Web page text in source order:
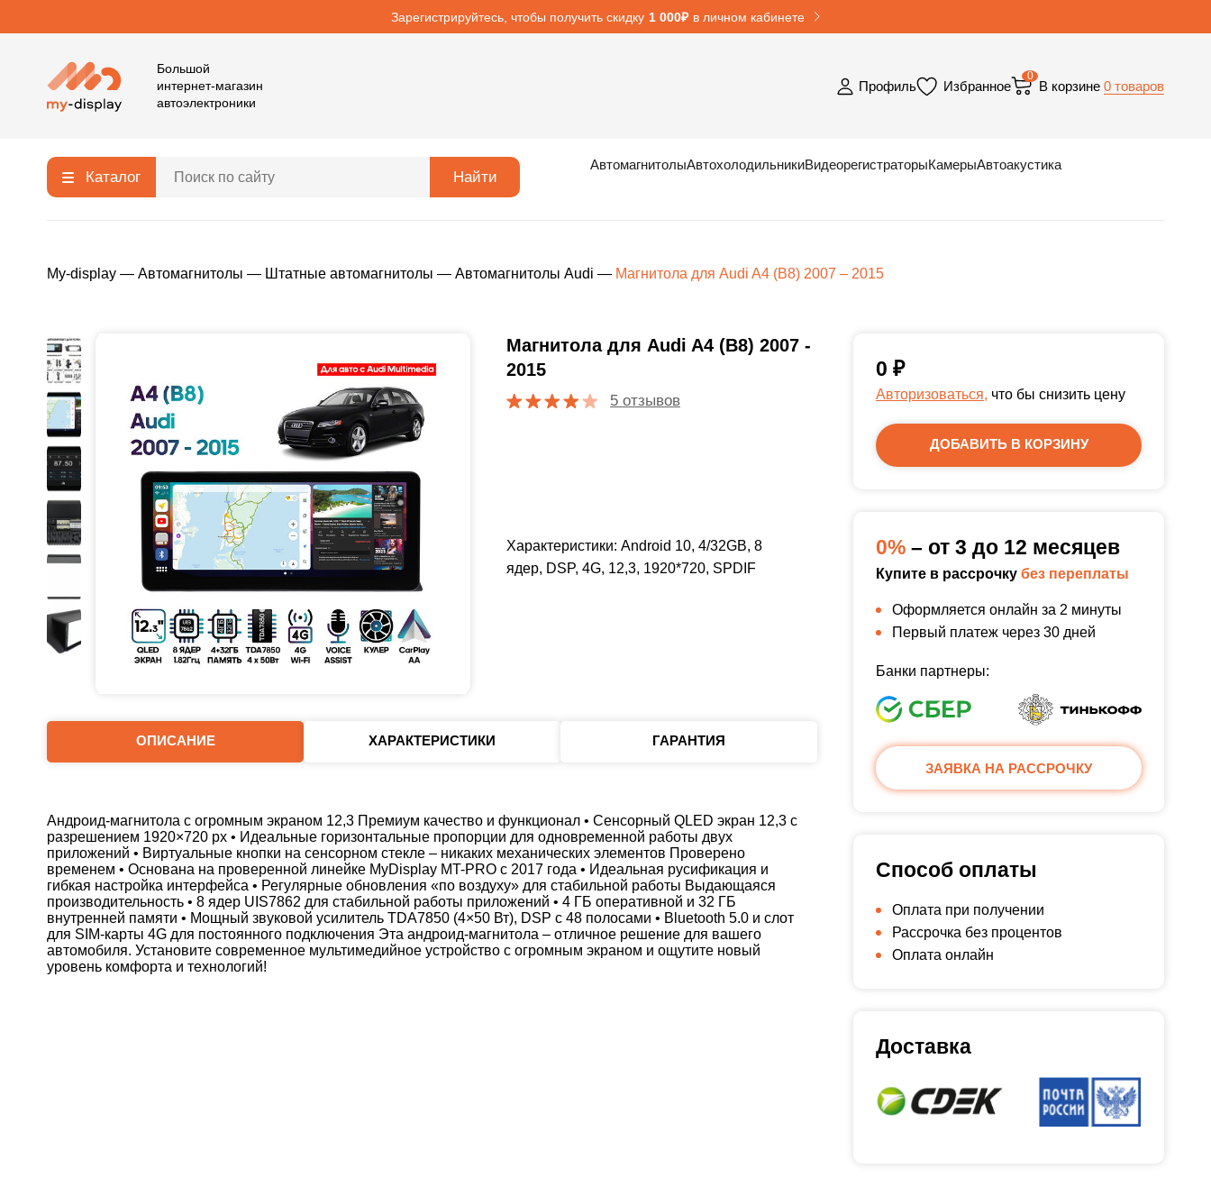
Зарегистрируйтесь, чтобы получить скидку 1 000₽ в личном кабинете
Большой
интернет-магазин
автоэлектроники
Профиль Избранное
0
В корзине 0 товаров
Каталог Найти
АвтомагнитолыАвтохолодильникиВидеорегистраторыКамерыАвтоакустика
My-display — Автомагнитолы — Штатные автомагнитолы — Автомагнитолы Audi — Магнитола для Audi A4 (B8) 2007 – 2015
Магнитола для Audi A4 (B8) 2007 -
2015
5 отзывов
Характеристики: Android 10, 4/32GB, 8
ядер, DSP, 4G, 12,3, 1920*720, SPDIF
ОПИСАНИЕ ХАРАКТЕРИСТИКИ ГАРАНТИЯ
Андроид-магнитола с огромным экраном 12,3 Премиум качество и функционал • Сенсорный QLED экран 12,3 с
разрешением 1920×720 px • Идеальные горизонтальные пропорции для одновременной работы двух
приложений • Виртуальные кнопки на сенсорном стекле – никаких механических элементов Проверено
временем • Основана на проверенной линейке MyDisplay MT-PRO с 2017 года • Идеальная русификация и
гибкая настройка интерфейса • Регулярные обновления «по воздуху» для стабильной работы Выдающаяся
производительность • 8 ядер UIS7862 для стабильной работы приложений • 4 ГБ оперативной и 32 ГБ
внутренней памяти • Мощный звуковой усилитель TDA7850 (4×50 Вт), DSP с 48 полосами • Bluetooth 5.0 и слот
для SIM-карты 4G для постоянного подключения Эта андроид-магнитола – отличное решение для вашего
автомобиля. Установите современное мультимедийное устройство с огромным экраном и ощутите новый
уровень комфорта и технологий!
0 ₽
Авторизоваться, что бы снизить цену
ДОБАВИТЬ В КОРЗИНУ
0% – от 3 до 12 месяцев
Купите в рассрочку без переплаты
Оформляется онлайн за 2 минуты
Первый платеж через 30 дней
Банки партнеры:
ЗАЯВКА НА РАССРОЧКУ
Способ оплаты
Оплата при получении
Рассрочка без процентов
Оплата онлайн
Доставка